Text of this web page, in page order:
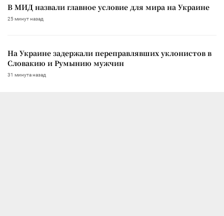
В МИД назвали главное условие для мира на Украине
25 минут назад
На Украине задержали переправлявших уклонистов в
Словакию и Румынию мужчин
31 минута назад